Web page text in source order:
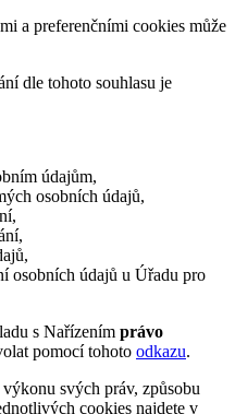
a preferenčními cookies může
dle tohoto souhlasu je
údajům,
osobních údajů,
osobních údajů u Úřadu pro
s Nařízením právo
pomocí tohoto odkazu.
svých práv, způsobu
cookies najdete v